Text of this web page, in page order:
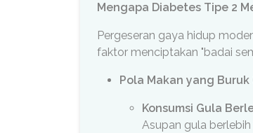
Mengapa Diabetes Tipe 2
Pergeseran gaya hidup
faktor menciptakan "badai
Pola Makan yang Buruk
Konsumsi Gula
Asupan gula